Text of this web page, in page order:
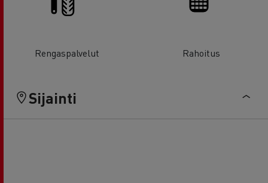
Rengaspalvelut Rahoitus
Sijainti